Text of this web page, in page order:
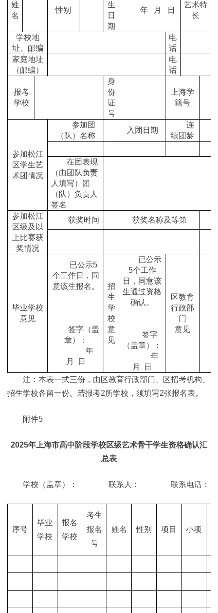
姓
名
性别
生
日
期
年 月 日
艺术特
长
学校地
址、邮编
电
话
家庭地址
（邮编）
电
话
报考
学校
身
份
证
号
上海学
籍号
参加松江
区学生艺
术团情况
参加团
（队）名称
入团日期
连
续团龄
在团表现
（由团队负责
人填写）团
（队）负责人
签名
参加松江
区级及以
上比赛获
奖情况
获奖时间 获奖名称及等第
毕业学校
意见
已公示5
个工作日，同
意该生报名。
签字（盖
章）：
年
月 日
招
生
学
校
意
见
已公示
5个工作
日，同意该
生通过资格
确认。
签字
（盖章）：
年
月 日
区教育
行政部
门
意见
注：本表一式三份，由区教育行政部门、区招考机构、
招生学校各留一份。若报考2所学校，须填写2张报名表。
附件5
2025年上海市高中阶段学校区级艺术骨干学生资格确认汇
总表
学校（盖章）： 联系人： 联系电话：
序号
毕业
学校
报名
学校
考生
报名
号
姓名 性别 项目 小项